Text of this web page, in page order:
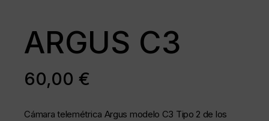
ARGUS C3
60,00€
Cámara telemétrica Argus modelo C3 Tipo 2 de los